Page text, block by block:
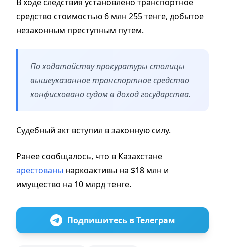
средство стоимостью 6 млн 255 тенге, добытое
незаконным преступным путем.
По ходатайству прокуратуры столицы
вышеуказанное транспортное средство
конфисковано судом в доход государства.
Судебный акт вступил в законную силу.
Ранее сообщалось, что в Казахстане
арестованы наркоактивы на $18 млн и
имущество на 10 млрд тенге.
Подпишитесь в Телеграм